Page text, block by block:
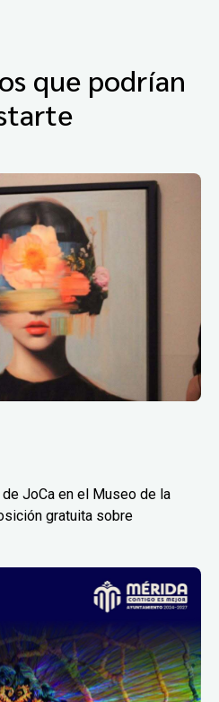
que podrían
JoCa en el Museo de la
gratuita sobre